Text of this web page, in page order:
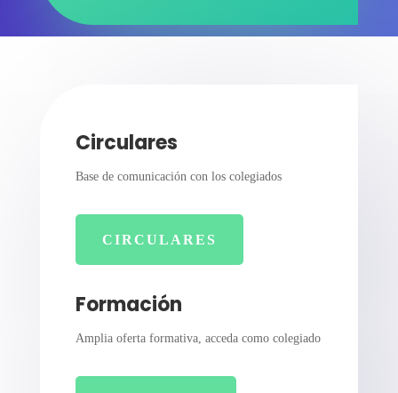
Circulares
Base de comunicación con los colegiados
CIRCULARES
Formación
Amplia oferta formativa, acceda como colegiado